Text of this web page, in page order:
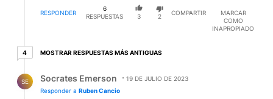
RESPONDER
6
RESPUESTAS
3 2
COMPARTIR
MARCAR
COMO
INAPROPIADO
44 respuestas más antiguas
MOSTRAR RESPUESTAS MÁS ANTIGUAS
SE Socrates Emerson
19 DE JULIO DE 2023
Responder a Ruben Cancio